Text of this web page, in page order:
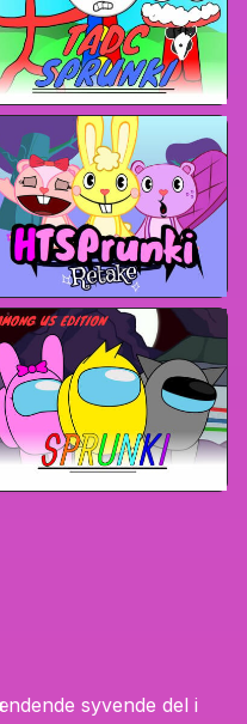
syvende del i